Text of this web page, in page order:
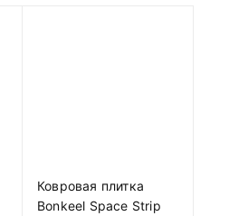
Ковровая плитка
Bonkeel Space Strip